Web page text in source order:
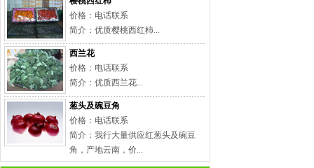
价格：电话联系
简介：优质樱桃西红柿...
西兰花
价格：电话联系
简介：优质西兰花...
葱头及碗豆角
价格：电话联系
简介：我行大量供应红葱头及碗豆
角，产地云南，价...